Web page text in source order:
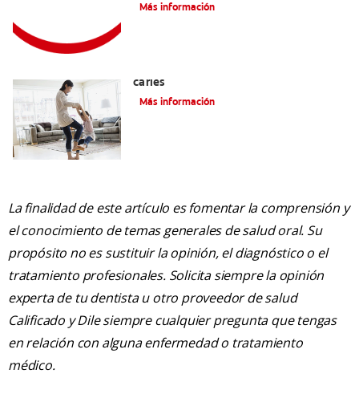
Más información
caries
Más información
La finalidad de este artículo es fomentar la comprensión y
el conocimiento de temas generales de salud oral. Su
propósito no es sustituir la opinión, el diagnóstico o el
tratamiento profesionales. Solicita siempre la opinión
experta de tu dentista u otro proveedor de salud
Calificado y Dile siempre cualquier pregunta que tengas
en relación con alguna enfermedad o tratamiento
médico.